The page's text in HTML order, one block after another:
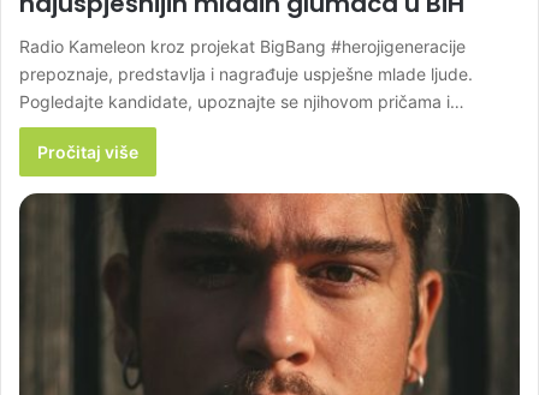
Radio Kameleon kroz projekat BigBang #herojigeneracije
prepoznaje, predstavlja i nagrađuje uspješne mlade ljude.
Pogledajte kandidate, upoznajte se njihovom pričama i…
Pročitaj više